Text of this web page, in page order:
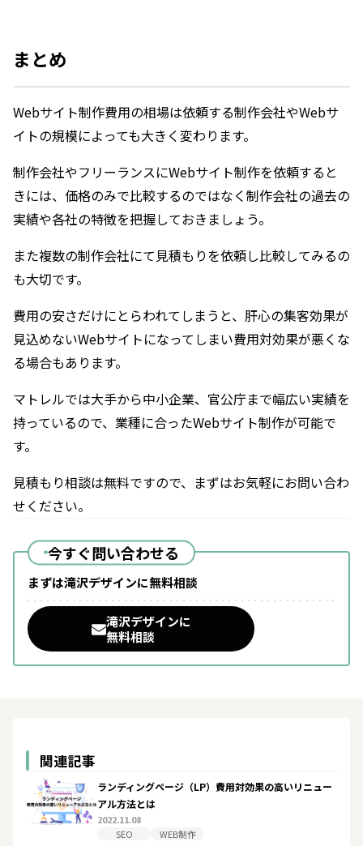
まとめ
Webサイト制作費用の相場は依頼する制作会社やWebサ
イトの規模によっても大きく変わります。
制作会社やフリーランスにWebサイト制作を依頼すると
きには、価格のみで比較するのではなく制作会社の過去の
実績や各社の特徴を把握しておきましょう。
また複数の制作会社にて見積もりを依頼し比較してみるの
も大切です。
費用の安さだけにとらわれてしまうと、肝心の集客効果が
見込めないWebサイトになってしまい費用対効果が悪くな
る場合もあります。
マトレルでは大手から中小企業、官公庁まで幅広い実績を
持っているので、業種に合ったWebサイト制作が可能で
す。
見積もり相談は無料ですので、まずはお気軽にお問い合わ
せください。
今すぐ問い合わせる
まずは滝沢デザインに無料相談
滝沢デザインに
無料相談
関連記事
ランディングページ（LP）費用対効果の高いリニュー
アル方法とは
2022.11.08
SEO
WEB制作